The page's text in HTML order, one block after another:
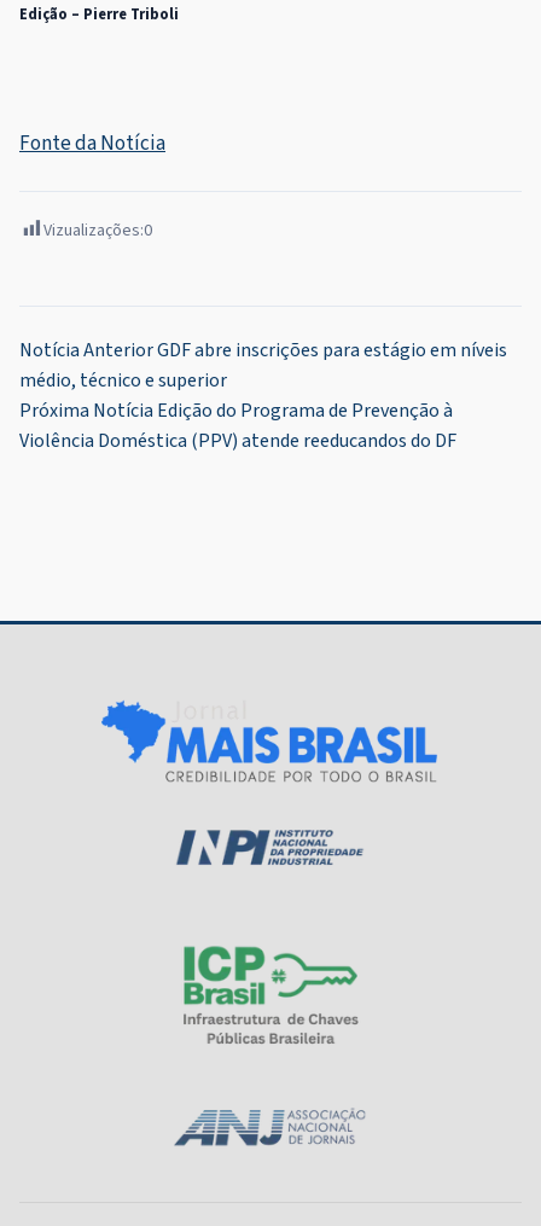
Edição – Pierre Triboli
Fonte da Notícia
Vizualizações:0
Navegação
de
Post
Notícia AnteriorGDF abre inscrições para estágio em níveis
médio, técnico e superior
Próxima Notícia Edição do Programa de Prevenção à
Violência Doméstica (PPV) atende reeducandos do DF